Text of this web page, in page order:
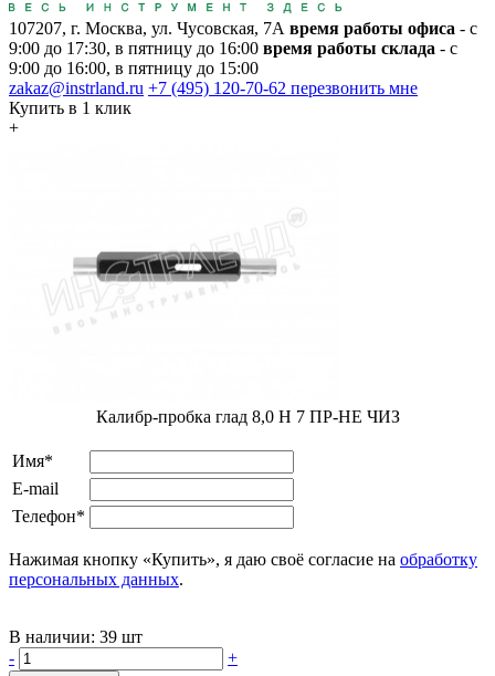
107207, г. Москва, ул. Чусовская, 7А время работы офиса - с
9:00 до 17:30, в пятницу до 16:00 время работы склада - с
9:00 до 16:00, в пятницу до 15:00
zakaz@instrland.ru +7 (495) 120-70-62 перезвонить мне
Купить в 1 клик
+
Калибр-пробка глад 8,0 H 7 ПР-НЕ ЧИЗ
Имя*
E-mail
Телефон*
Нажимая кнопку «Купить», я даю своё согласие на обработку
персональных данных.
В наличии: 39 шт
-
+